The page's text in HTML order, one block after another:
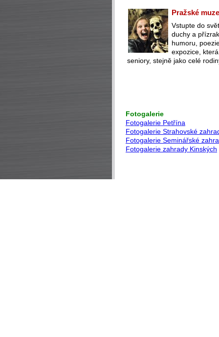
Pražské
Vstupte do
duchy a
humoru,
expozice,
seniory, stejně jako celé
Fotogalerie
Fotogalerie Petřína
Fotogalerie Strahovské
Fotogalerie Seminářské
Fotogalerie zahrady Kinských